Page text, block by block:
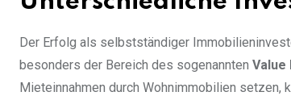
Der Erfolg als selbstständiger
besonders der Bereich des sogenannten Value
Mieteinnahmen durch Wohnimmobilien